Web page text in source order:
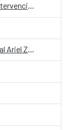
Taller «Archivos familiares: memoria e intervención»